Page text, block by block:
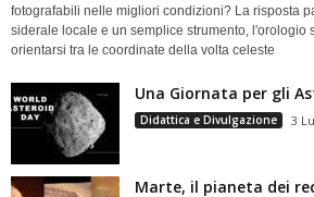
fotografabili nelle migliori condizioni? La risposta
siderale locale e un semplice strumento, l'orologio
orientarsi tra le coordinate della volta celeste
Una Giornata per gli
Didattica e Divulgazione 3
Marte, il pianeta dei